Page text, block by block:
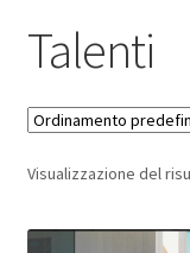
Bonaldo
Tappeti
Magis
Talenti
Talenti
Visualizzazione del